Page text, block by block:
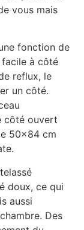
vous mais
fonction de
à côté
reflux, le
un côté.
côté ouvert
50×84 cm
doux, ce qui
aussi
Des